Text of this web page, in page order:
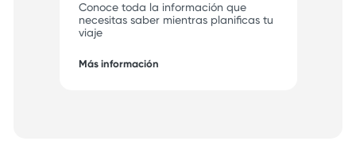
Conoce toda la información que
necesitas saber mientras planificas tu
viaje
Más información